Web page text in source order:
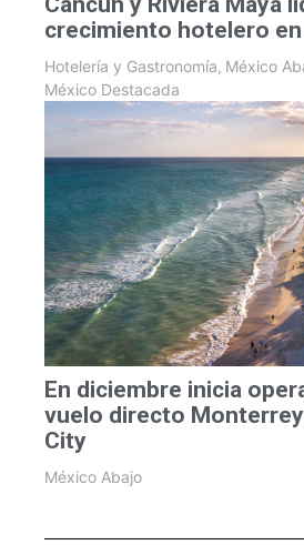
crecimiento hotelero
Hotelería y Gastronomía, México
México Destacada
En diciembre inicia
vuelo directo
City
México Abajo